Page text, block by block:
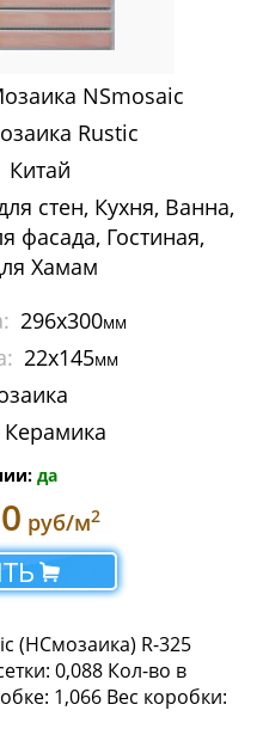
Mosaic
Series
Monocolor
NSmosaic
Rustic
Китай
стен, Кухня, Ванна,
фасада, Гостиная,
Мозаика для Хамам
296х300мм
22х145мм
Керамика
да
руб/м2
(НСмозаика) R-325
0,088 Кол-во в
1,066 Вес коробки: